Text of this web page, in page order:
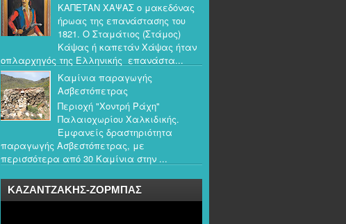
ΚΑΠΕΤΑΝ ΧΑΨΑΣ ο μακεδόνας
ήρωας της επανάστασης του
1821. Ο Σταμάτιος (Στάμος)
Κάψας ή καπετάν Χάψας ήταν
οπλαρχηγός της Ελληνικής επανάστα...
Καμίνια παραγωγής
Ασβεστόπετρας
Περιοχή "Χοντρή Ράχη"
Παλαιοχωρίου Χαλκιδικής.
Εμφανείς δραστηριότητα
παραγωγής Ασβεστόπετρας, με
περισσότερα από 30 Καμίνια στην ...
ΚΑΖΑΝΤΖΑΚΗΣ-ΖΟΡΜΠΑΣ